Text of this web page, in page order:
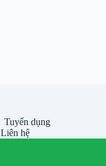
Tuyển dụng
Liên hệ